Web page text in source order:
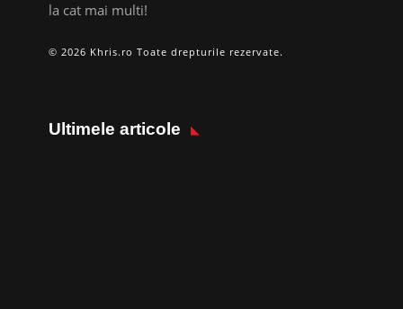
la cat mai multi!
© 2026 Khris.ro Toate drepturile rezervate.
Ultimele articole